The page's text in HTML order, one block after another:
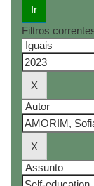
Filtros